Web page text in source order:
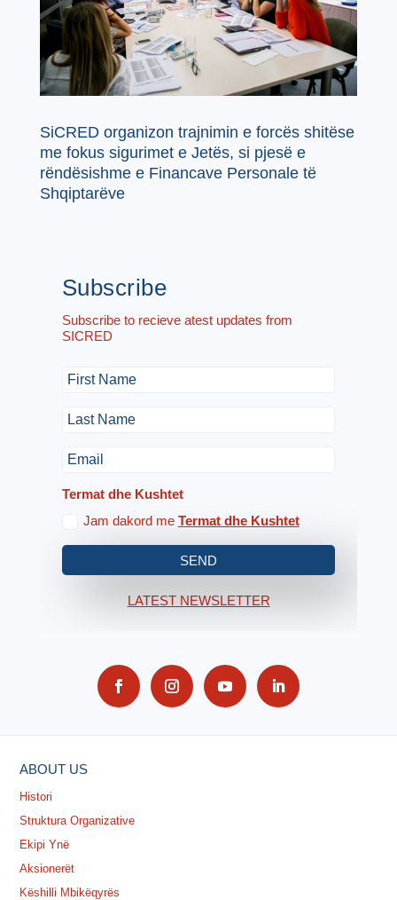
SiCRED organizon trajnimin e forcës shitëse
me fokus sigurimet e Jetës, si pjesë e
rëndësishme e Financave Personale të
Shqiptarëve
Subscribe
Subscribe to recieve atest updates from
SICRED
Termat dhe Kushtet
Jam dakord me Termat dhe Kushtet
SEND
LATEST NEWSLETTER
ABOUT US
Histori
Struktura Organizative
Ekipi Ynë
Aksionerët
Këshilli Mbikëqyrës